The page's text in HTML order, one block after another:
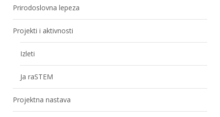
Prirodoslovna lepeza
Projekti i aktivnosti
Izleti
Ja raSTEM
Projektna nastava